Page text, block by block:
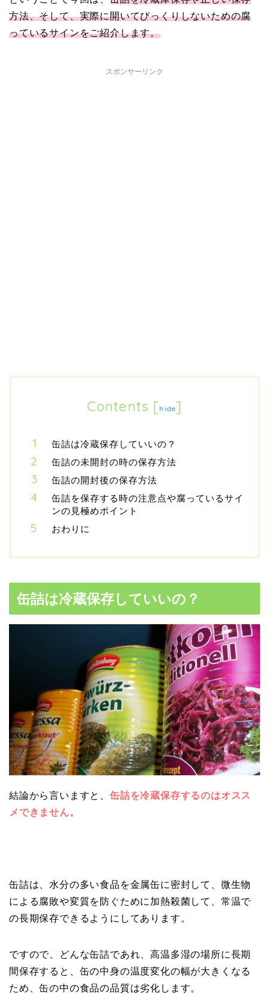
方法、そして、実際に開いてびっくりしないための腐
っているサインをご紹介します。
スポンサーリンク
Contents [ hide]
缶詰は冷蔵保存していいの？
缶詰の未開封の時の保存方法
缶詰の開封後の保存方法
缶詰を保存する時の注意点や腐っているサイ
ンの見極めポイント
おわりに
缶詰は冷蔵保存していいの？
結論から言いますと、 缶詰を冷蔵保存するのはオスス
メできません。
缶詰は、水分の多い食品を金属缶に密封して、微生物
による腐敗や変質を防ぐために加熱殺菌して、常温で
の長期保存できるようにしてあります。
ですので、どんな缶詰であれ、高温多湿の場所に長期
間保存すると、缶の中身の温度変化の幅が大きくなる
ため、缶の中の食品の品質は劣化します。